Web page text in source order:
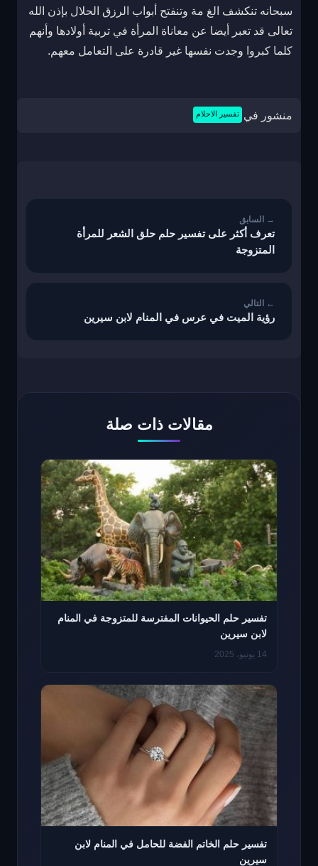
سبحانه تنكشف الغ مة وتنفتح أبواب الرزق الحلال بإذن الله
تعالى قد تعبر أيضا عن معاناة المرأة في تربية أولادها وأنهم
كلما كبروا وجدت نفسها غير قادرة على التعامل معهم.
منشور في تفسير الاحلام
تعرف أكثر على تفسير حلم حلق الشعر للمرأة
المتزوجة
رؤية الميت في عرس في المنام لابن سيرين
مقالات ذات صلة
تفسير حلم الحيوانات المفترسة للمتزوجة في المنام
لابن سيرين
14 يونيو، 2025
تفسير حلم الخاتم الفضة للحامل في المنام لابن
سيرين